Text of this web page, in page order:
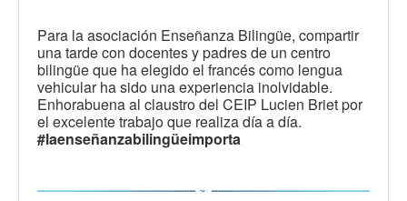
Para la asociación Enseñanza Bilingüe, compartir
una tarde con docentes y padres de un centro
bilingüe que ha elegido el francés como lengua
vehicular ha sido una experiencia inolvidable.
Enhorabuena al claustro del CEIP Lucien Briet por
el excelente trabajo que realiza día a día.
#laenseñanzabilingüeimporta